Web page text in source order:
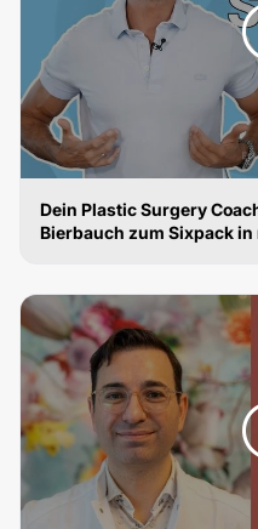
Dein Plastic Surgery
Bierbauch zum Sixpack in